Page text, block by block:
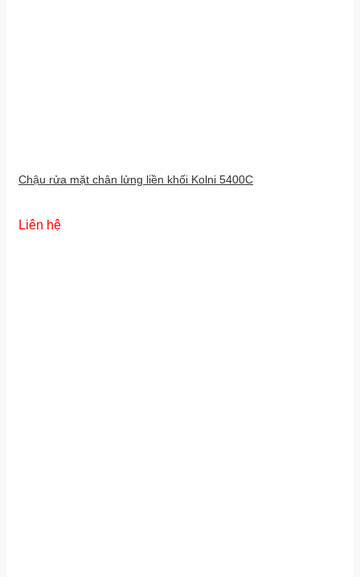
Chậu rửa mặt chân lửng liền khối Kolni 5400C
Liên hệ